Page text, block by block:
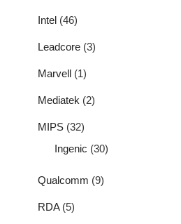
Intel (46)
Leadcore (3)
Marvell (1)
Mediatek (2)
MIPS (32)
Ingenic (30)
Qualcomm (9)
RDA(5)